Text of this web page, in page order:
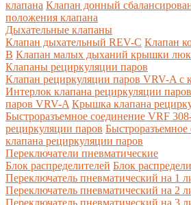
клапана Клапан донный
положения клапана
Дыхательные клапаны
Клапан дыхательный REV-C Клапан
B Клапан малых дыханий крышки
Клапаны рециркуляции паров
Клапан рециркуляции паров VRV-A с
Интерлок клапана рециркуляции паров
паров VRV-A Крышка клапана
Быстроразъемное соединение VRF
рециркуляции паров
клапана рециркуляции паров
Переключатели пневматические
Блок распределителей Блок
Переключатель пневматический на 1
Переключатель пневматический на 2
Переключатель пневматический на 3